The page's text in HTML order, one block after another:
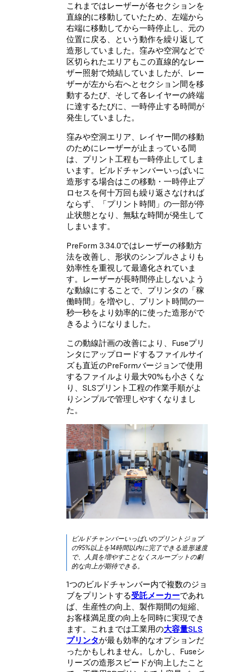
これまではレーザーが各セクションを
直線的に移動していたため、左端から
右端に移動してから一時停止し、元の
位置に戻る、という動作を繰り返して
造形していました。窪みや空洞などで
区切られたエリアもこの直線的なレー
ザー照射で焼結していましたが、レー
ザーが左から右へとセクション間を移
動するたび、そして各レイヤーの終端
に達するたびに、一時停止する時間が
発生していました。
窪みや空洞エリア、レイヤー間の移動
のためにレーザーが止まっている間
は、プリント工程も一時停止してしま
います。ビルドチャンバーいっぱいに
造形する場合はこの移動・一時停止プ
ロセスを何十万回も繰り返さなければ
ならず、「プリント時間」の一部が停
止状態となり、無駄な時間が発生して
しまいます。
PreForm 3.34.0ではレーザーの移動方
法を改善し、形状のシンプルさよりも
効率性を重視して最適化されていま
す。レーザーが長時間停止しないよう
な動線にすることで、プリンタの「稼
働時間」を増やし、プリント時間の一
秒一秒をより効率的に使った造形がで
きるようになりました。
この動線計画の改善により、Fuseプリ
ンタにアップロードするファイルサイ
ズも直近のPreFormバージョンで使用
するファイルより最大90%も小さくな
り、SLSプリント工程の作業手順がよ
りシンプルで管理しやすくなりまし
た。
ビルドチャンバーいっぱいのプリントジョブ
の95%以上を14時間以内に完了できる造形速度
で、人員を増やすことなくスループットの劇
的な向上が期待できる。
1つのビルドチャンバー内で複数のジョ
ブをプリントする受託メーカーであれ
ば、生産性の向上、製作期間の短縮、
お客様満足度の向上を同時に実現でき
ます。これまでは工業用の大容量SLS
プリンタが最も効率的なオプションだ
ったかもしれません。しかし、Fuseシ
リーズの造形スピードが向上したこと